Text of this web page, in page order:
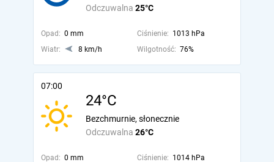
Odczuwalna 25°C
Opad: 0 mm Ciśnienie: 1013 hPa
Wiatr:
8 km/h Wilgotność: 76%
07:00
24°C
Odczuwalna 26°C
Bezchmurnie, słonecznie
Opad: 0 mm Ciśnienie: 1014 hPa